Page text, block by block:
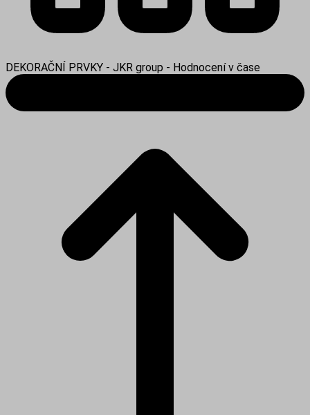
DEKORAČNÍ PRVKY - JKR group - Hodnocení v čase